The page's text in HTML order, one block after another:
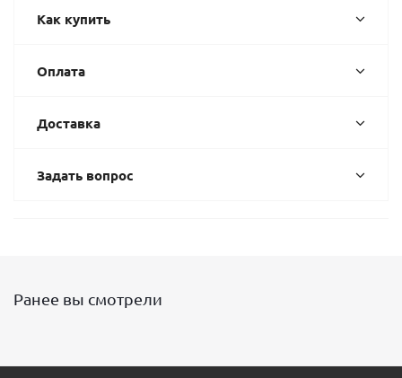
Как купить
Оплата
Доставка
Задать вопрос
Ранее вы смотрели